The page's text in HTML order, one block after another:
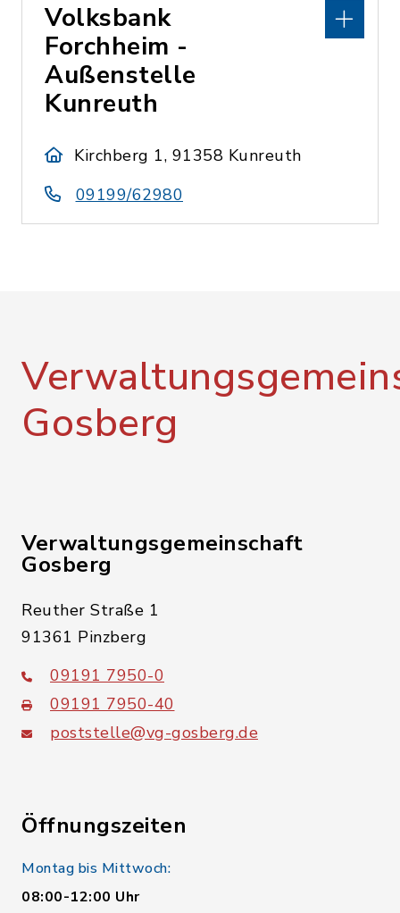
Volksbank
Forchheim -
Außenstelle
Kunreuth
Kirchberg 1, 91358 Kunreuth
09199/62980
Gosberg
Verwaltungsgemeinschaft
Gosberg
Reuther Straße 1
91361 Pinzberg
09191 7950-0
09191 7950-40
poststelle@vg-gosberg.de
Öffnungszeiten
Montag bis Mittwoch:
08:00-12:00 Uhr